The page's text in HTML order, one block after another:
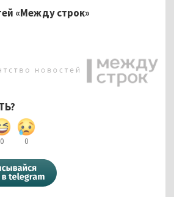
«Между строк»
0 0